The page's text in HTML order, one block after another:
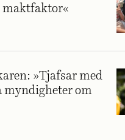
maktfaktor«
»Tjafsar med
myndigheter om